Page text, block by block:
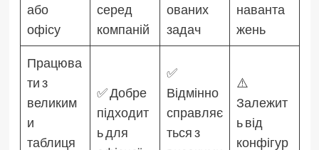
або
офісу
серед
компаній
ованих
задач
наванта
жень
Працюва
ти з
великим
и
таблиця
✅ Добре
підходит
ь для
✅
Відмінно
справляє
ться з
⚠️
Залежит
ь від
конфігур